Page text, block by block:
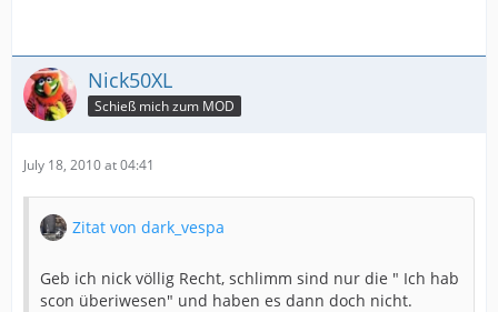
Nick50XL
Schieß mich zum MOD
July 18, 2010 at 04:41
Zitat von dark_vespa
Geb ich nick völlig Recht, schlimm sind nur die " Ich hab
scon überiwesen" und haben es dann doch nicht.